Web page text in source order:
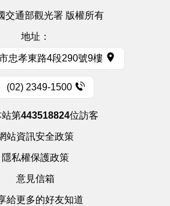
交通部觀光署 版權所有
地址：
忠孝東路4段290號9樓
(02) 2349-1500
第443518824位訪客
站資訊安全政策
隱私權保護政策
意見信箱
給更多的好友知道